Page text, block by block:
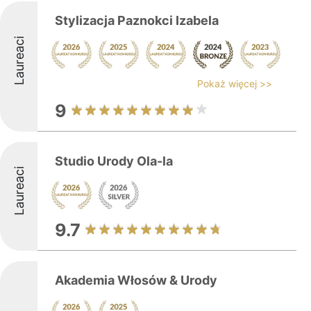
Laureaci
Stylizacja Paznokci Izabela
Pokaż więcej >>
9
Laureaci
Studio Urody Ola-la
9.7
Akademia Włosów & Urody